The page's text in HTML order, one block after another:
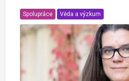
Spolupráce Věda a výzkum